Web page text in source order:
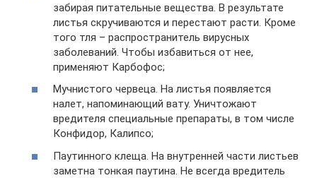
забирая питательные вещества. В результате
листья скручиваются и перестают расти. Кроме
того тля – распространитель вирусных
заболеваний. Чтобы избавиться от нее,
применяют Карбофос;
Мучнистого червеца. На листья появляется
налет, напоминающий вату. Уничтожают
вредителя специальные препараты, в том числе
Конфидор, Калипсо;
Паутинного клеща. На внутренней части листьев
заметна тонкая паутина. Не всегда вредитель